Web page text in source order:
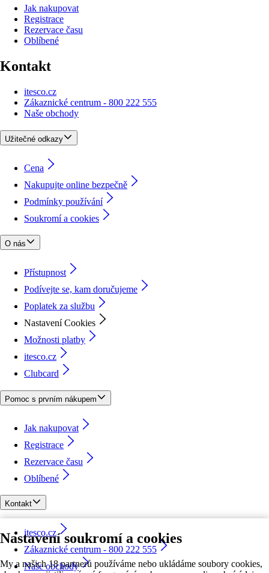
Nastavení soukromí a cookies
My a našich 18 partnerů používáme nebo ukládáme soubory cookies,
Jak nakupovat
Registrace
Rezervace času
Oblíbené
Kontakt
itesco.cz
Zákaznické centrum - 800 222 555
Naše obchody
Užitečné odkazy
Cena
Nakupujte online bezpečně
Podmínky používání
Soukromí a cookies
O nás
Přístupnost
Podívejte se, kam doručujeme
Poplatek za službu
Nastavení Cookies
Možnosti platby
itesco.cz
Clubcard
Pomoc s prvním nákupem
Jak nakupovat
Registrace
Rezervace času
Oblíbené
Kontakt
itesco.cz
Zákaznické centrum - 800 222 555
Naše obchody